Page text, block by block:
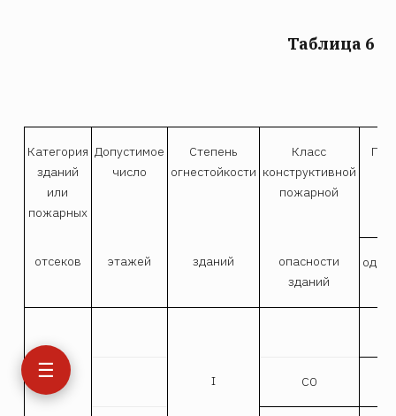
☰
Таблица 6
Категория
зданий
или
пожарных
Допустимое
число
Степень
огнестойкости
Класс
конструктивной
пожарной
отсеков этажей зданий
опасности
зданий
I С0